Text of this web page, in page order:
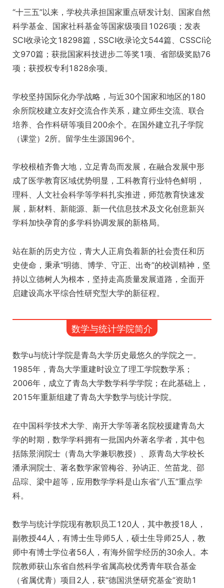
“十三五”以来，学校共承担国家重点研发计划、国家自然
科学基金、国家社科基金等国家级项目1026项；发表
SCI收录论文18298篇，SSCI收录论文544篇、CSSCI论
文970篇；获批国家科技进步二等奖1项、省部级奖励76
项；获授权专利1828余项。
学校坚持国际化办学战略，与近30个国家和地区的180
余所院校建立友好交流合作关系，建立师生交流、联合
培养、合作科研等项目200余个。在国外建立孔子学院
（课堂）2所。留学生生源国96个。
学校根植齐鲁大地，立足青岛而发展，在融合发展中形
成了医学教育区域优势明显，工科教育行业特色鲜明，
理科、人文社会科学等学科扎实推进，师范教育快速发
展，新材料、新能源、新一代信息技术及文化创意新兴
学科加快孕育的多学科协调发展的新格局。
站在新的历史方位，青大人正肩负着新的社会责任和历
史使命，秉承“明德、博学、守正、出奇”的校训精神，坚
持以立德树人为根本，坚持走高质量发展道路，全面开
启建设高水平综合性研究型大学的新征程。
数学与统计学院简介
数学u与统计学院是青岛大学历史最悠久的学院之一。
1985年，青岛大学重建时设立了理工学院数学系；
2006年，成立了青岛大学数学科学学院；在此基础上，
2015年重新组建了青岛大学数学与统计学院。
在中国科学技术大学、南开大学等著名院校援建青岛大
学的时期，数学学科拥有一批国内外著名学者，其中包
括陈景润院士（青岛大学兼职教授）、原青岛大学校长
潘承洞院士、著名数学家管梅谷、孙讷正、竺苗龙、邵
品琮、梁中超等，应用数学学科是山东省“八五”重点学
科。
数学与统计学院现有教职员工120人，其中教授18人，
副教授44人，有博士生导师5人，硕士生导师25人，教
师中有博士学位者56人，有海外留学经历的30余人。本
院教师获山东省自然科学省属高校优秀青年联合基金
（省属优青）项目2人，获“德国洪堡研究基金”资助1